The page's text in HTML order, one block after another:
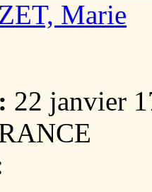
Marie
22 janvier